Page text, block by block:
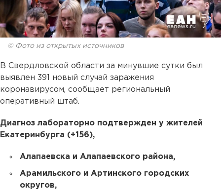
© Фото из открытых источников
В Свердловской области за минувшие сутки был
выявлен 391 новый случай заражения
коронавирусом, сообщает региональный
оперативный штаб.
Диагноз лабораторно подтвержден у жителей
Екатеринбурга (+156),
Алапаевска и Алапаевского района,
Арамильского и Артинского городских
округов,